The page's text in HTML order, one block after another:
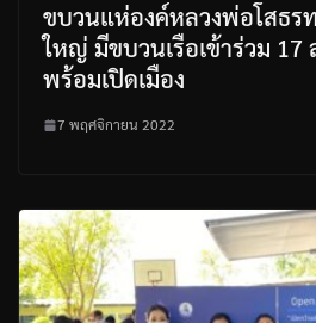
ขบวนแห่องค์หลวงพ่อโสธร
ใหญ่ มีขบวนเรือเข้าร่วม
พร้อมเปิดเมือง
7 พฤศจิกายน 2022